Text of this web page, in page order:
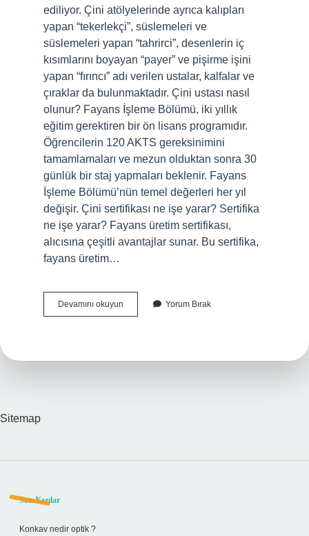
ediliyor. Çini atölyelerinde ayrıca kalıpları
yapan “tekerlekçi”, süslemeleri ve
süslemeleri yapan “tahrirci”, desenlerin iç
kısımlarını boyayan “payer” ve pişirme işini
yapan “fırıncı” adı verilen ustalar, kalfalar ve
çıraklar da bulunmaktadır. Çini ustası nasıl
olunur? Fayans İşleme Bölümü, iki yıllık
eğitim gerektiren bir ön lisans programıdır.
Öğrencilerin 120 AKTS gereksinimini
tamamlamaları ve mezun olduktan sonra 30
günlük bir staj yapmaları beklenir. Fayans
İşleme Bölümü’nün temel değerleri her yıl
değişir. Çini sertifikası ne işe yarar? Sertifika
ne işe yarar? Fayans üretim sertifikası,
alıcısına çeşitli avantajlar sunar. Bu sertifika,
fayans üretim…
Devamını okuyun
Işlemecisi
Yorum Bırak
Sitemap
Sidebar
Son Yazılar
Konkav nedir optik ?